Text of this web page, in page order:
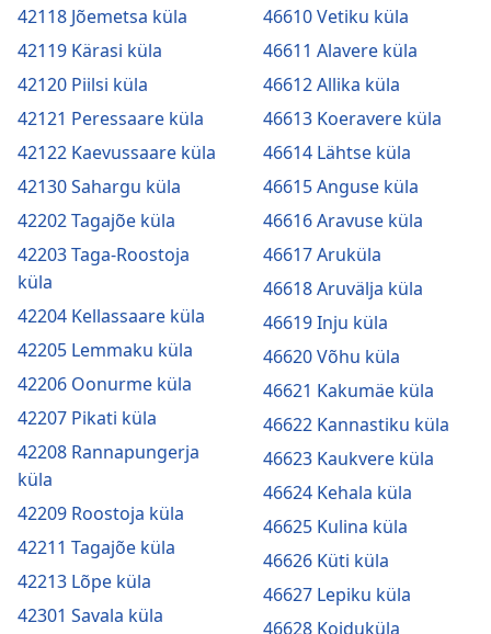
42118 Jõemetsa küla
42119 Kärasi küla
42120 Piilsi küla
42121 Peressaare küla
42122 Kaevussaare küla
42130 Sahargu küla
42202 Tagajõe küla
42203 Taga-Roostoja
küla
42204 Kellassaare küla
42205 Lemmaku küla
42206 Oonurme küla
42207 Pikati küla
42208 Rannapungerja
küla
42209 Roostoja küla
42211 Tagajõe küla
42213 Lõpe küla
42301 Savala küla
46610 Vetiku küla
46611 Alavere küla
46612 Allika küla
46613 Koeravere küla
46614 Lähtse küla
46615 Anguse küla
46616 Aravuse küla
46617 Aruküla
46618 Aruvälja küla
46619 Inju küla
46620 Võhu küla
46621 Kakumäe küla
46622 Kannastiku küla
46623 Kaukvere küla
46624 Kehala küla
46625 Kulina küla
46626 Küti küla
46627 Lepiku küla
46628 Koiduküla